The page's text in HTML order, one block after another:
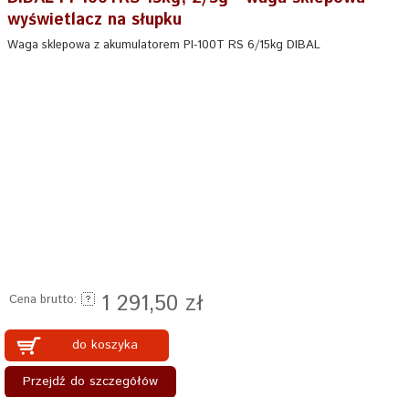
wyświetlacz na słupku
Waga sklepowa z akumulatorem PI-100T RS 6/15kg DIBAL
Cena brutto: 1 291,50 zł
do koszyka
Przejdź do szczegółów